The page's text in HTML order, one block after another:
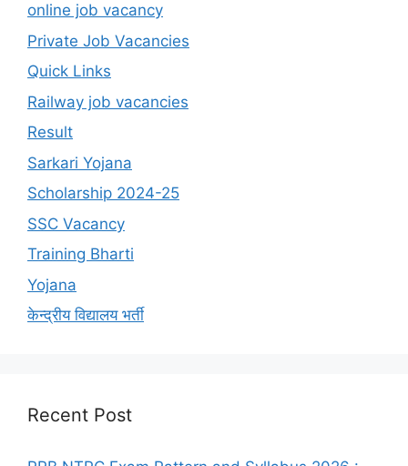
online job vacancy
Private Job Vacancies
Quick Links
Railway job vacancies
Result
Sarkari Yojana
Scholarship 2024-25
SSC Vacancy
Training Bharti
Yojana
केन्द्रीय विद्यालय भर्ती
Recent Post